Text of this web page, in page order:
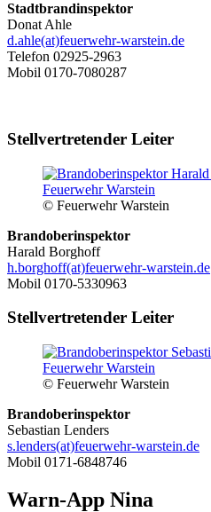
Stadtbrandinspektor
Donat Ahle
d.ahle(at)feuerwehr-warstein.de
Telefon 02925-2963
Mobil 0170-7080287
Stellvertretender Leiter
© Feuerwehr Warstein
Brandoberinspektor
Harald Borghoff
h.borghoff(at)feuerwehr-warstein.de
Mobil 0170-5330963
Stellvertretender Leiter
© Feuerwehr Warstein
Brandoberinspektor
Sebastian Lenders
s.lenders(at)feuerwehr-warstein.de
Mobil 0171-6848746
Warn-App Nina